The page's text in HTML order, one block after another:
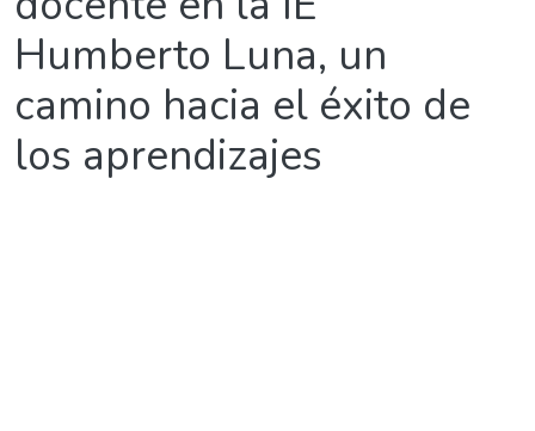
Humberto Luna, un
camino hacia el éxito de
los aprendizajes